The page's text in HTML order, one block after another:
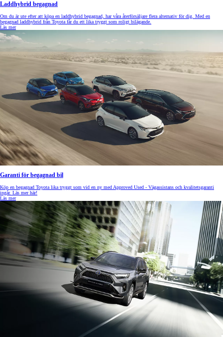
Laddhybrid begagnad
Om du är ute efter att köpa en laddhybrid begagnad, har våra återförsäljare flera alternativ för dig. Med en
begagnad laddhybrid från Toyota får du ett lika tryggt som roligt bilägande.
Läs mer
Garanti för begagnad bil
Köp en begagnad Toyota lika tryggt som vid en ny med Approved Used - Vägassistans och kvalitetsgaranti
ingår. Läs mer här!
Läs mer